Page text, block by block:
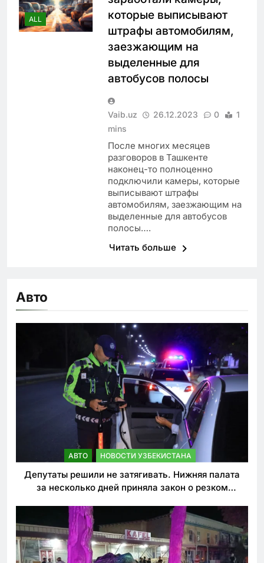
ALL
которые выписывают
штрафы автомобилям,
заезжающим на
выделенные для
автобусов полосы
Vaib.uz 26.12.2023 0
1
mins
После многих месяцев
разговоров в Ташкенте
наконец-то полноценно
подключили камеры, которые
выписывают штрафы
автомобилям, заезжающим на
выделенные для автобусов
полосы….
Читать больше
Авто
АВТО НОВОСТИ УЗБЕКИСТАНА
Депутаты решили не затягивать. Нижняя палата
за несколько дней приняла закон о резком